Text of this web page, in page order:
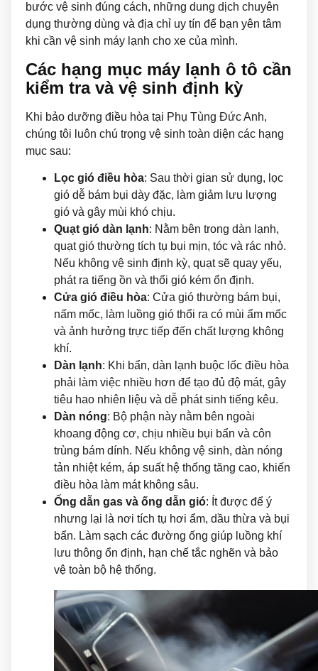
bước vệ sinh đúng cách, những dung dịch chuyên
dụng thường dùng và địa chỉ uy tín để bạn yên tâm
khi cần vệ sinh máy lạnh cho xe của mình.
Các hạng mục máy lạnh ô tô cần
kiểm tra và vệ sinh định kỳ
Khi bảo dưỡng điều hòa tại Phụ Tùng Đức Anh,
chúng tôi luôn chú trọng vệ sinh toàn diện các hạng
mục sau:
Lọc gió điều hòa: Sau thời gian sử dụng, lọc
gió dễ bám bụi dày đặc, làm giảm lưu lượng
gió và gây mùi khó chịu.
Quạt gió dàn lạnh: Nằm bên trong dàn lạnh,
quạt gió thường tích tụ bụi mịn, tóc và rác nhỏ.
Nếu không vệ sinh định kỳ, quạt sẽ quay yếu,
phát ra tiếng ồn và thổi gió kém ổn định.
Cửa gió điều hòa: Cửa gió thường bám bụi,
nấm mốc, làm luồng gió thổi ra có mùi ẩm mốc
và ảnh hưởng trực tiếp đến chất lượng không
khí.
Dàn lạnh: Khi bẩn, dàn lạnh buộc lốc điều hòa
phải làm việc nhiều hơn để tạo đủ độ mát, gây
tiêu hao nhiên liệu và dễ phát sinh tiếng kêu.
Dàn nóng: Bộ phận này nằm bên ngoài
khoang động cơ, chịu nhiều bụi bẩn và côn
trùng bám dính. Nếu không vệ sinh, dàn nóng
tản nhiệt kém, áp suất hệ thống tăng cao, khiến
điều hòa làm mát không sâu.
Ống dẫn gas và ống dẫn gió: Ít được để ý
nhưng lại là nơi tích tụ hơi ẩm, dầu thừa và bụi
bẩn. Làm sạch các đường ống giúp luồng khí
lưu thông ổn định, hạn chế tắc nghẽn và bảo
vệ toàn bộ hệ thống.